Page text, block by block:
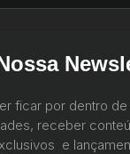
ficar por dentro de
receber
e